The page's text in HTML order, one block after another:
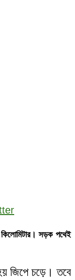
সড়ক পথেই
জিপে চড়ে। তবে